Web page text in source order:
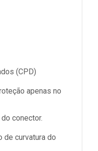
(CPD)
apenas no
conector.
de curvatura do